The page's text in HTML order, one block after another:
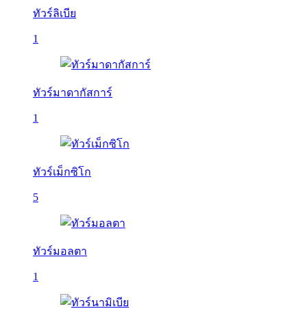
ทัวร์ลิเบีย
1
ทัวร์มาดากัสการ์
1
ทัวร์เม็กซิโก
5
ทัวร์มอลตา
1